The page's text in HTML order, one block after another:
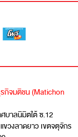
กิจมติชน (Matichon
บาลนิมิตใต้ ซ.12
ขวงลาดยาว เขตจตุจักร